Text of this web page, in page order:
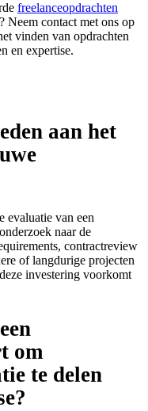
freelanceopdrachten
Neem contact met ons op
vinden van opdrachten
en expertise.
aan het
evaluatie van een
naar de
contractreview
of langdurige projecten
investering voorkomt
om
te delen